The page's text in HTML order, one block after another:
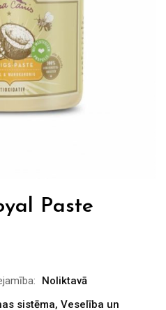
Paste
Noliktavā
sistēma, Veselība un